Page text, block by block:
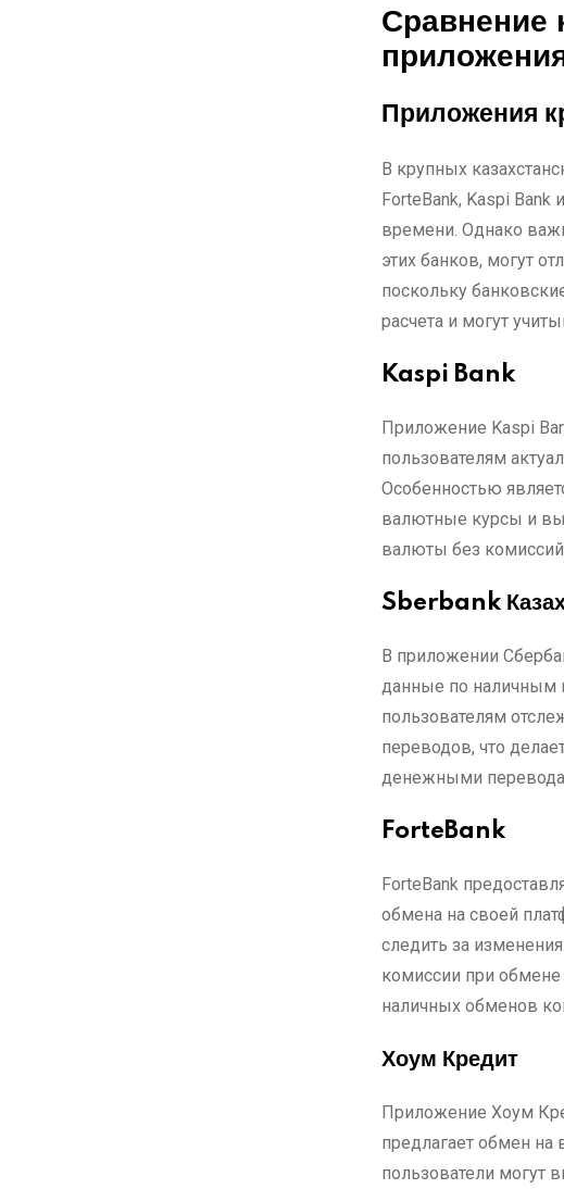
Сравнение
Приложения
В крупных
ForteBank, Kaspi
времени. Однако
этих банков, могут
поскольку
расчета и могут
Kaspi Bank
Приложение Kaspi
пользователям
Особенностью
валютные курсы и
валюты без
Sberbank
В приложении
данные по наличным
пользователям
переводов, что
денежными
ForteBank
ForteBank
обмена на своей
следить за
комиссии при обмене
наличных обменов
Хоум Кредит
Приложение Хоум
предлагает обмен
пользователи могут